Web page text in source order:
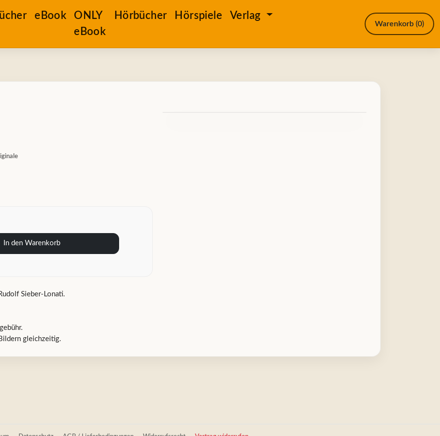
eBook
ONLY
eBook
Hörbücher Hörspiele Verlag
Warenkorb (0)
In den Warenkorb
Sieber-Lonati.
gleichzeitig.